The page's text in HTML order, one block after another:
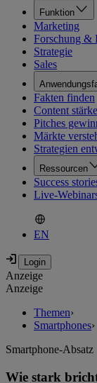
Funktion
Marketing
Forschung &
Strategie
Sales
Fakten finden
Content
Pitches
Märkte
Strategien
Ressourcen
Success
Live-
EN
Anzeige
Anzeige
Themen›
Smartphones›
Smartphone-Absatz
Wie stark